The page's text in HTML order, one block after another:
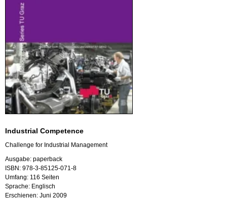
In­dus­tri­al Com­pe­tence
Chal­len­ge for In­dus­tri­al Ma­nage­ment
Aus­ga­be: pa­per­back
ISBN: 978-3-85125-071-8
Um­fang: 116 Sei­ten
Spra­che: Eng­lisch
Er­schie­nen: Juni 2009